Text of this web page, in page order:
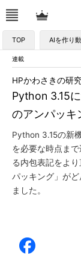
TOP AIを作り
連載
Python 3.15
のアンパッキ
HPかわさきの研
Python 3.15の新
を必要な時点ま
る内包表記をよ
パッキング」が
ました。